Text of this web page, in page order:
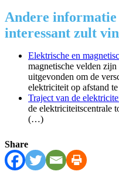
Andere
interessant zult
Elektrische en
magnetische velden
uitgevonden om de
elektriciteit op afstand
Traject van de
de elektriciteitscentrale
(…)
Share